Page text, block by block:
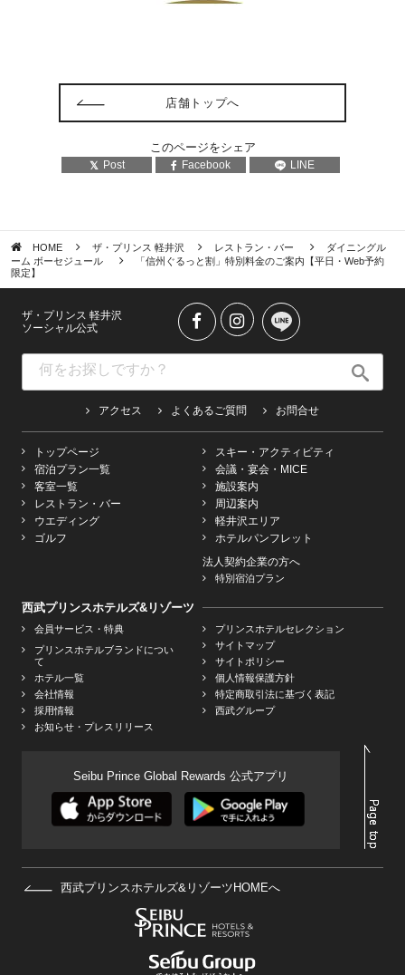
店舗トップへ
このページをシェア
Post Facebook LINE
HOME ザ・プリンス 軽井沢 レストラン・バー
ダイニングル
ーム ボーセジュール
「信州ぐるっと割」特別料金のご案内【平日・Web予約
限定】
ザ・プリンス 軽井沢
ソーシャル公式
アクセス よくあるご質問 お問合せ
トップページ
宿泊プラン一覧
客室一覧
レストラン・バー
ウエディング
ゴルフ
スキー・アクティビティ
会議・宴会・MICE
施設案内
周辺案内
軽井沢エリア
ホテルパンフレット
法人契約企業の方へ
特別宿泊プラン
西武プリンスホテルズ&リゾーツ
会員サービス・特典
プリンスホテルブランドについ
て
ホテル一覧
会社情報
採用情報
お知らせ・プレスリリース
プリンスホテルセレクション
サイトマップ
サイトポリシー
個人情報保護方針
特定商取引法に基づく表記
西武グループ
Seibu Prince Global Rewards 公式アプリ
西武プリンスホテルズ&リゾーツHOMEへ